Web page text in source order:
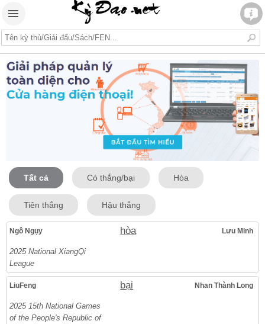
Tất cả Có thắng/bại Hòa
Tiên thắng Hậu thắng
Ngô Ngụy hòa Lưu Minh
2025 National XiangQi
League
LiuFeng bại Nhan Thành Long
2025 15th National Games
of the People's Republic of